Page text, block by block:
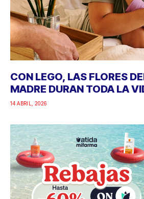
CON LEGO, LAS FLORES
MADRE DURAN TODA LA
14 ABRIL, 2026